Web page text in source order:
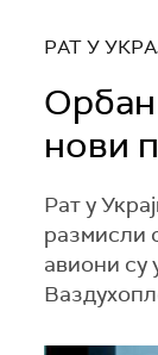
РАТ У
нови
Рат у
размисли
авиони су